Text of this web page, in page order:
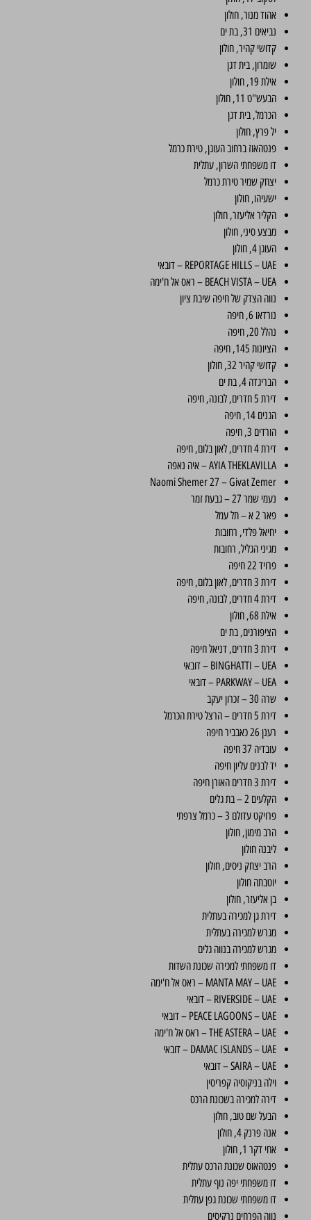
אהוד מנור, חולון
נביאים 31, בת ים
קדושי קהיר, חולון
שומרון, בית דגן
אילת 19, חולון
הבעש"ט 11, חולון
הכרמל, בית דגן
יל פרץ, חולון
פנטהאוז ברחוב העוגן, טירת כרמל
דו משפחתי השרון, עתלית
יצחק שמיר טירת כרמל
ישעיהו, חולון
הקליר אליעזר, חולון
מבצע סיני, חולון
העוגן 4, חולון
REPORTAGE HILLS – UAE – דובאי
BEACH VISTA – UEA – ראס אל ח'ימה
נווה הצדק של חיפה שיבת ציון
נורדאו 6, חיפה
נהלל 20, חיפה
הציונות 145, חיפה
קדושי קהיר 32, חולון
הבריגדה 4, בת ים
דירת 5 חדרים, לבונה, חיפה
הגנים 14, חיפה
הורדים 3, חיפה
דירת 4 חדרים, לאון בלום, חיפה
AYIA THEKLAVILLA – איה נאפה
Naomi Shemer 27 – Givat Zemer
נעמי שמר 27 – גבעת זמר
פאר 2 א – תל עמל
יחיאל פלדי, רחובות
מגיני הגליל, רחובות
פרויד 22 חיפה
דירת 3 חדרים, לאון בלום, חיפה
דירת 4 חדרים, לבונה, חיפה
אילת 68, חולון
הציפורנים, בת ים
דירת 3 חדרים, דניאל חיפה
BINGHATTI – UEA – דובאי
PARKWAY – UEA – דובאי
שרה 30 – זכרון יעקב
דירת 5 חדרים – הרצל טירת הכרמל
רענן 26 כאבביר חיפה
עובדיה 37 חיפה
יד לבנים עליון חיפה
דירת 3 חדרים האורן חיפה
הקלעים 2 – בת גלים
פרויקט עדולם 3 – כרמל צרפתי
הרב מימון, חולון
ליבנה חולון
הרב יצחק ניסים, חולון
יוטבתה חולון
בן אליעזר, חולון
דירת גן למכירה בעתלית
מגרש למכירה בעתלית
מגרש למכירה בנווה גלים
דו משפחתי למכירה שכונת השדות
MANTA MAY – UAE – ראס אל ח'ימה
RIVERSIDE – UAE – דובאי
PEACE LAGOONS – UAE – דובאי
THE ASTERA – UAE – ראס אל ח'ימה
DAMAC ISLANDS – UAE – דובאי
SAIRA – UAE – דובאי
וילה בניקוסיה קפריסין
דירה למכירה בשכונת הרכס
הבעל שם טוב, חולון
אנה פרנק 4, חולון
אחי דקר 1, חולון
פנטהאוס שכונת הרכס עתלית
דו משפחתי יפה נוף עתלית
דו משפחתי שכונת גפן עתלית
נווה הפרחים נרקיסים